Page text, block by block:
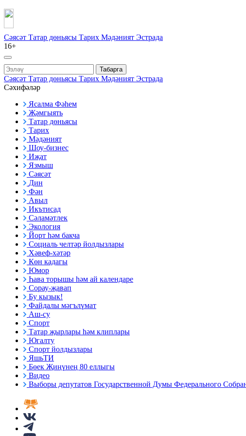
Сәясәт Татар дөньясы Тарих Мәдәният Эстрада
16+
Табарга
Сәясәт Татар дөньясы Тарих Мәдәният Эстрада
Сәхифәләр
Ясалма Фәһем
Җәмгыять
Татар дөньясы
Тарих
Мәдәният
Шоу-бизнес
Иҗат
Язмыш
Сәясәт
Дин
Фән
Авыл
Икътисад
Сәламәтлек
Экология
Йорт һәм бакча
Социаль челтәр йолдызлары
Хәвеф-хәтәр
Көн кадагы
Юмор
Һава торышы һәм ай календаре
Сорау-җавап
Бу кызык!
Файдалы мәгълүмат
Аш-су
Спорт
Татар җырлары һәм клиплары
Югалту
Спорт йолдызлары
ЯшьТИ
Бөек Җиңүнең 80 еллыгы
Видео
Выборы депутатов Государственной Думы Федерального